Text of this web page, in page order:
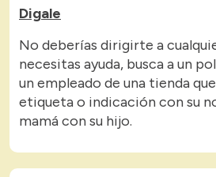
Digale
No deberías dirigirte a
necesitas ayuda, busca a un
un empleado de una tienda
etiqueta o indicación con su
mamá con su hijo.